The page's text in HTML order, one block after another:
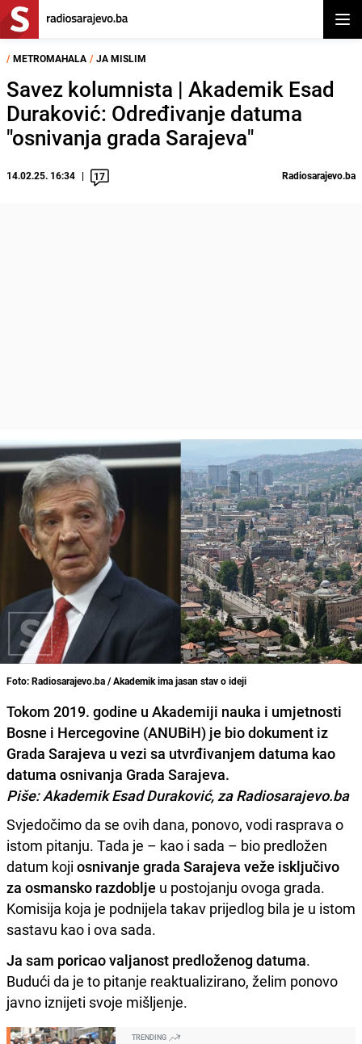
/ METROMAHALA / JA MISLIM
Savez kolumnista | Akademik Esad
Duraković: Određivanje datuma
"osnivanja grada Sarajeva"
14.02.25. 16:34 17 Radiosarajevo.ba
Foto: Radiosarajevo.ba / Akademik ima jasan stav o ideji
Tokom 2019. godine u Akademiji nauka i umjetnosti
Bosne i Hercegovine (ANUBiH) je bio dokument iz
Grada Sarajeva u vezi sa utvrđivanjem datuma kao
datuma osnivanja Grada Sarajeva.
Piše: Akademik Esad Duraković, za Radiosarajevo.ba
Svjedočimo da se ovih dana, ponovo, vodi rasprava o
istom pitanju. Tada je – kao i sada – bio predložen
datum koji osnivanje grada Sarajeva veže isključivo
za osmansko razdoblje u postojanju ovoga grada.
Komisija koja je podnijela takav prijedlog bila je u istom
sastavu kao i ova sada.
Ja sam poricao valjanost predloženog datuma.
Budući da je to pitanje reaktualizirano, želim ponovo
javno iznijeti svoje mišljenje.
TRENDING